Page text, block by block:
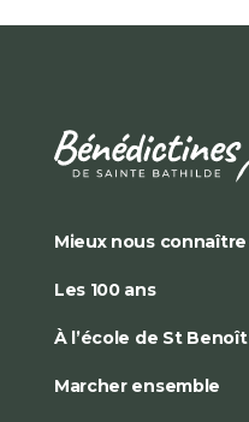
Mieux nous connaître
Les 100 ans
À l’école de St Benoît
Marcher ensemble